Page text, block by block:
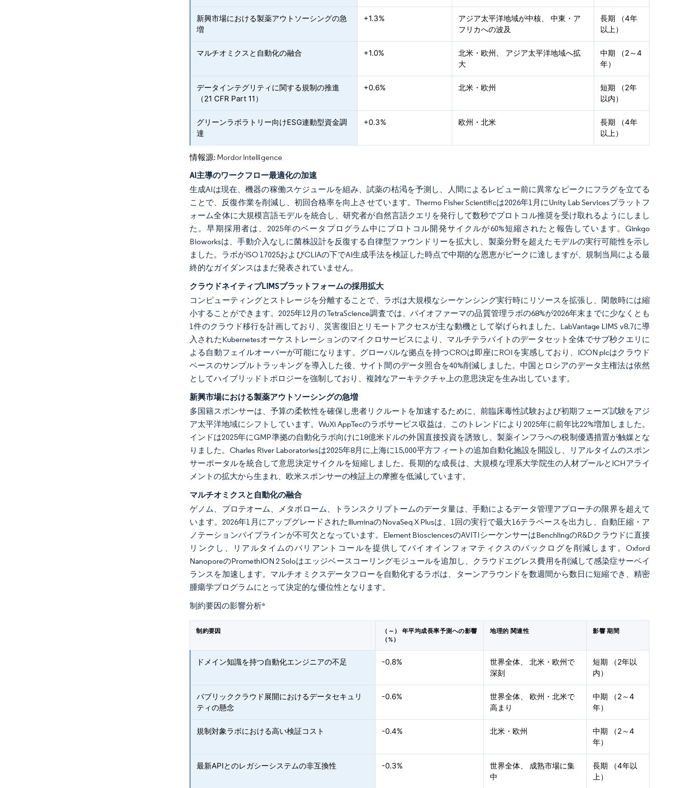
新興市場における製薬アウトソーシングの急
増
+1.3%
アジア太平洋地域が中核、 中東・ア
フリカへの波及
長期 （4年
以上）
マルチオミクスと自動化の融合 +1.0%
北米・欧州、 アジア太平洋地域へ拡
大
中期 （2～4
年）
データインテグリティに関する規制の推進
（21 CFR Part 11）
+0.6% 北米・欧州
短期 （2年
以内）
グリーンラボラトリー向けESG連動型資金調
達
+0.3% 欧州・北米
長期 （4年
以上）
情報源: Mordor Intelligence
AI主導のワークフロー最適化の加速
生成AIは現在、機器の稼働スケジュールを組み、試薬の枯渇を予測し、人間によるレビュー前に異常なピークにフラグを立てる
ことで、反復作業を削減し、初回合格率を向上させています。Thermo Fisher Scientificは2026年1月にUnity Lab Servicesプラットフ
ォーム全体に大規模言語モデルを統合し、研究者が自然言語クエリを発行して数秒でプロトコル推奨を受け取れるようにしまし
た。早期採用者は、2025年のベータプログラム中にプロトコル開発サイクルが60%短縮されたと報告しています。Ginkgo
Bioworksは、手動介入なしに菌株設計を反復する自律型ファウンドリーを拡大し、製薬分野を超えたモデルの実行可能性を示し
ました。ラボがISO 17025およびCLIAの下でAI生成手法を検証した時点で中期的な恩恵がピークに達しますが、規制当局による最
終的なガイダンスはまだ発表されていません。
クラウドネイティブLIMSプラットフォームの採用拡大
コンピューティングとストレージを分離することで、ラボは大規模なシーケンシング実行時にリソースを拡張し、閑散時には縮
小することができます。2025年12月のTetraScience調査では、バイオファーマの品質管理ラボの68%が2026年末までに少なくとも
1件のクラウド移行を計画しており、災害復旧とリモートアクセスが主な動機として挙げられました。LabVantage LIMS v8.7に導
入されたKubernetesオーケストレーションのマイクロサービスにより、マルチテラバイトのデータセット全体でサブ秒クエリに
よる自動フェイルオーバーが可能になります。グローバルな拠点を持つCROは即座にROIを実感しており、ICON plcはクラウド
ベースのサンプルトラッキングを導入した後、サイト間のデータ照合を40%削減しました。中国とロシアのデータ主権法は依然
としてハイブリッドトポロジーを強制しており、複雑なアーキテクチャ上の意思決定を生み出しています。
新興市場における製薬アウトソーシングの急増
多国籍スポンサーは、予算の柔軟性を確保し患者リクルートを加速するために、前臨床毒性試験および初期フェーズ試験をアジ
ア太平洋地域にシフトしています。WuXi AppTecのラボサービス収益は、このトレンドにより2025年に前年比22%増加しました。
インドは2025年にGMP準拠の自動化ラボ向けに18億米ドルの外国直接投資を誘致し、製薬インフラへの税制優遇措置が触媒とな
りました。Charles River Laboratoriesは2025年8月に上海に15,000平方フィートの追加自動化施設を開設し、リアルタイムのスポン
サーポータルを統合して意思決定サイクルを短縮しました。長期的な成長は、大規模な理系大学院生の人材プールとICHアライ
メントの拡大から生まれ、欧米スポンサーの検証上の摩擦を低減しています。
マルチオミクスと自動化の融合
ゲノム、プロテオーム、メタボローム、トランスクリプトームのデータ量は、手動によるデータ管理アプローチの限界を超えて
います。2026年1月にアップグレードされたIlluminaのNovaSeq X Plusは、1回の実行で最大16テラベースを出力し、自動圧縮・ア
ノテーションパイプラインが不可欠となっています。Element BiosciencesのAVITIシーケンサーはBenchlingのR&Dクラウドに直接
リンクし、リアルタイムのバリアントコールを提供してバイオインフォマティクスのバックログを削減します。Oxford
NanoporeのPromethION 2 Soloはエッジベースコーリングモジュールを追加し、クラウドエグレス費用を削減して感染症サーベイ
ランスを加速します。マルチオミクスデータフローを自動化するラボは、ターンアラウンドを数週間から数日に短縮でき、精密
腫瘍学プログラムにとって決定的な優位性となります。
制約要因の影響分析*
制約要因
（～） 年平均成長率予測への影響
（%）
地理的 関連性 影響 期間
ドメイン知識を持つ自動化エンジニアの不足 -0.8%
世界全体、 北米・欧州で
深刻
短期 （2年以
内）
パブリッククラウド展開におけるデータセキュリ
ティの懸念
-0.6%
世界全体、 欧州・北米で
高まり
中期 （2～4
年）
規制対象ラボにおける高い検証コスト -0.4% 北米・欧州
中期 （2～4
年）
最新APIとのレガシーシステムの非互換性 -0.3%
世界全体、 成熟市場に集
中
長期 （4年以
上）